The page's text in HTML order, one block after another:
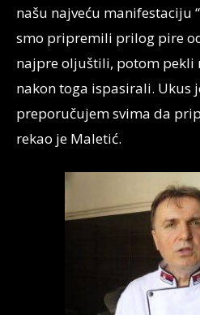
našu najveću manifestaciju
smo pripremili prilog pire
najpre oljuštili, potom pekli
nakon toga ispasirali. Ukus
preporučujem svima da
rekao je Maletić.